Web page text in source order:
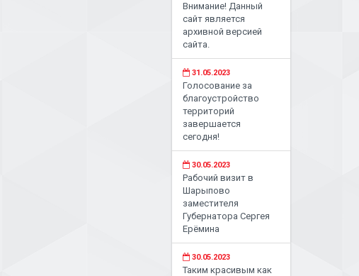
Внимание! Данный
сайт является
архивной версией
сайта.
31.05.2023
Голосование за
благоустройство
территорий
завершается
сегодня!
30.05.2023
Рабочий визит в
Шарыпово
заместителя
Губернатора Сергея
Ерёмина
30.05.2023
Таким красивым как